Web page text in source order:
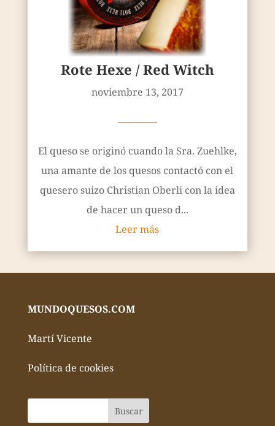
Rote Hexe / Red Witch
noviembre 13, 2017
————
El queso se originó cuando la Sra. Zuehlke,
una amante de los quesos contactó con el
quesero suizo Christian Oberli con la idea
de hacer un queso d...
Leer más
MUNDOQUESOS.COM
Martí Vicente
Política de cookies